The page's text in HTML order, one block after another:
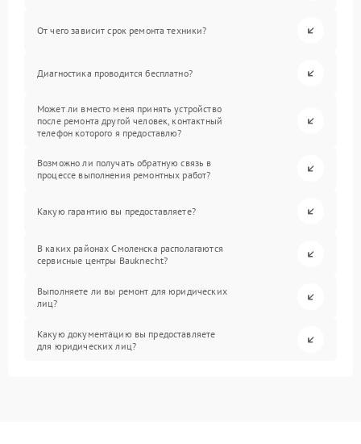
От чего зависит срок ремонта техники?
Диагностика проводится бесплатно?
Может ли вместо меня принять устройство
после ремонта другой человек, контактный
телефон которого я предоставлю?
Возможно ли получать обратную связь в
процессе выполнения ремонтных работ?
Какую гарантию вы предоставляете?
В каких районах Смоленска располагаются
сервисные центры Bauknecht?
Выполняете ли вы ремонт для юридических
лиц?
Какую документацию вы предоставляете
для юридических лиц?